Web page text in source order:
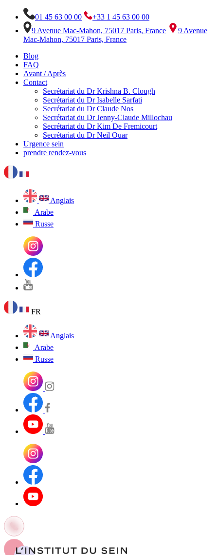
01 45 63 00 00
+33 1 45 63 00 00
9 Avenue Mac-Mahon, 75017 Paris, France
9 Avenue
Mac-Mahon, 75017 Paris, France
Blog
FAQ
Avant / Après
Contact
Secrétariat du Dr Krishna B. Clough
Secrétariat du Dr Isabelle Sarfati
Secrétariat du Dr Claude Nos
Secrétariat du Dr Jenny-Claude Millochau
Secrétariat du Dr Kim De Fremicourt
Secrétariat du Dr Neil Ouar
Urgence sein
prendre rendez-vous
Anglais
Arabe
Russe
FR
Anglais
Arabe
Russe